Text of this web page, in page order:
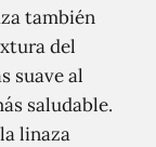
también
del
suave al
saludable.
linaza